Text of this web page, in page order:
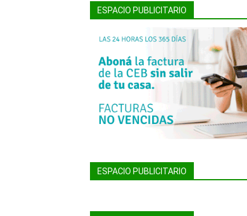
ESPACIO PUBLICITARIO
ESPACIO PUBLICITARIO